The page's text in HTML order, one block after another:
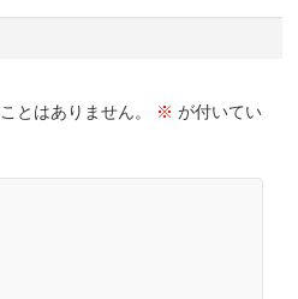
とはありません。 ※ が付いてい